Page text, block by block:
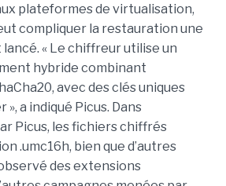
plateformes de virtualisation,
compliquer la restauration une
« Le chiffreur utilise un
hybride combinant
avec des clés uniques
a indiqué Picus. Dans
Picus, les fichiers chiffrés
.umc16h, bien que d’autres
des extensions